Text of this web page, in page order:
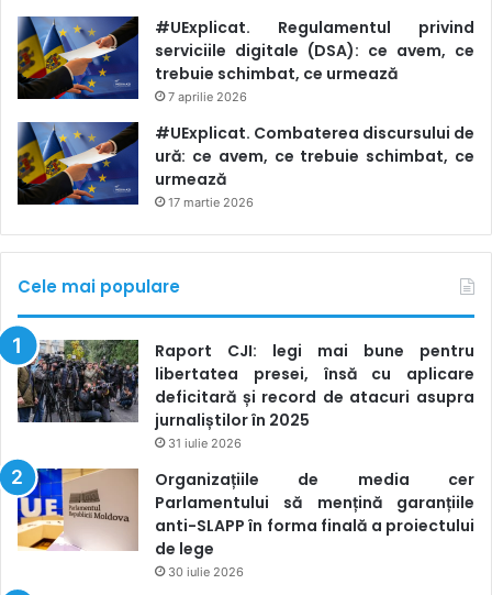
#UExplicat. Regulamentul privind
serviciile digitale (DSA): ce avem, ce
trebuie schimbat, ce urmează
7 aprilie 2026
#UExplicat. Combaterea discursului de
ură: ce avem, ce trebuie schimbat, ce
urmează
17 martie 2026
Cele mai populare
Raport CJI: legi mai bune pentru
libertatea presei, însă cu aplicare
deficitară și record de atacuri asupra
jurnaliștilor în 2025
31 iulie 2026
Organizațiile de media cer
Parlamentului să mențină garanțiile
anti-SLAPP în forma finală a proiectului
de lege
30 iulie 2026